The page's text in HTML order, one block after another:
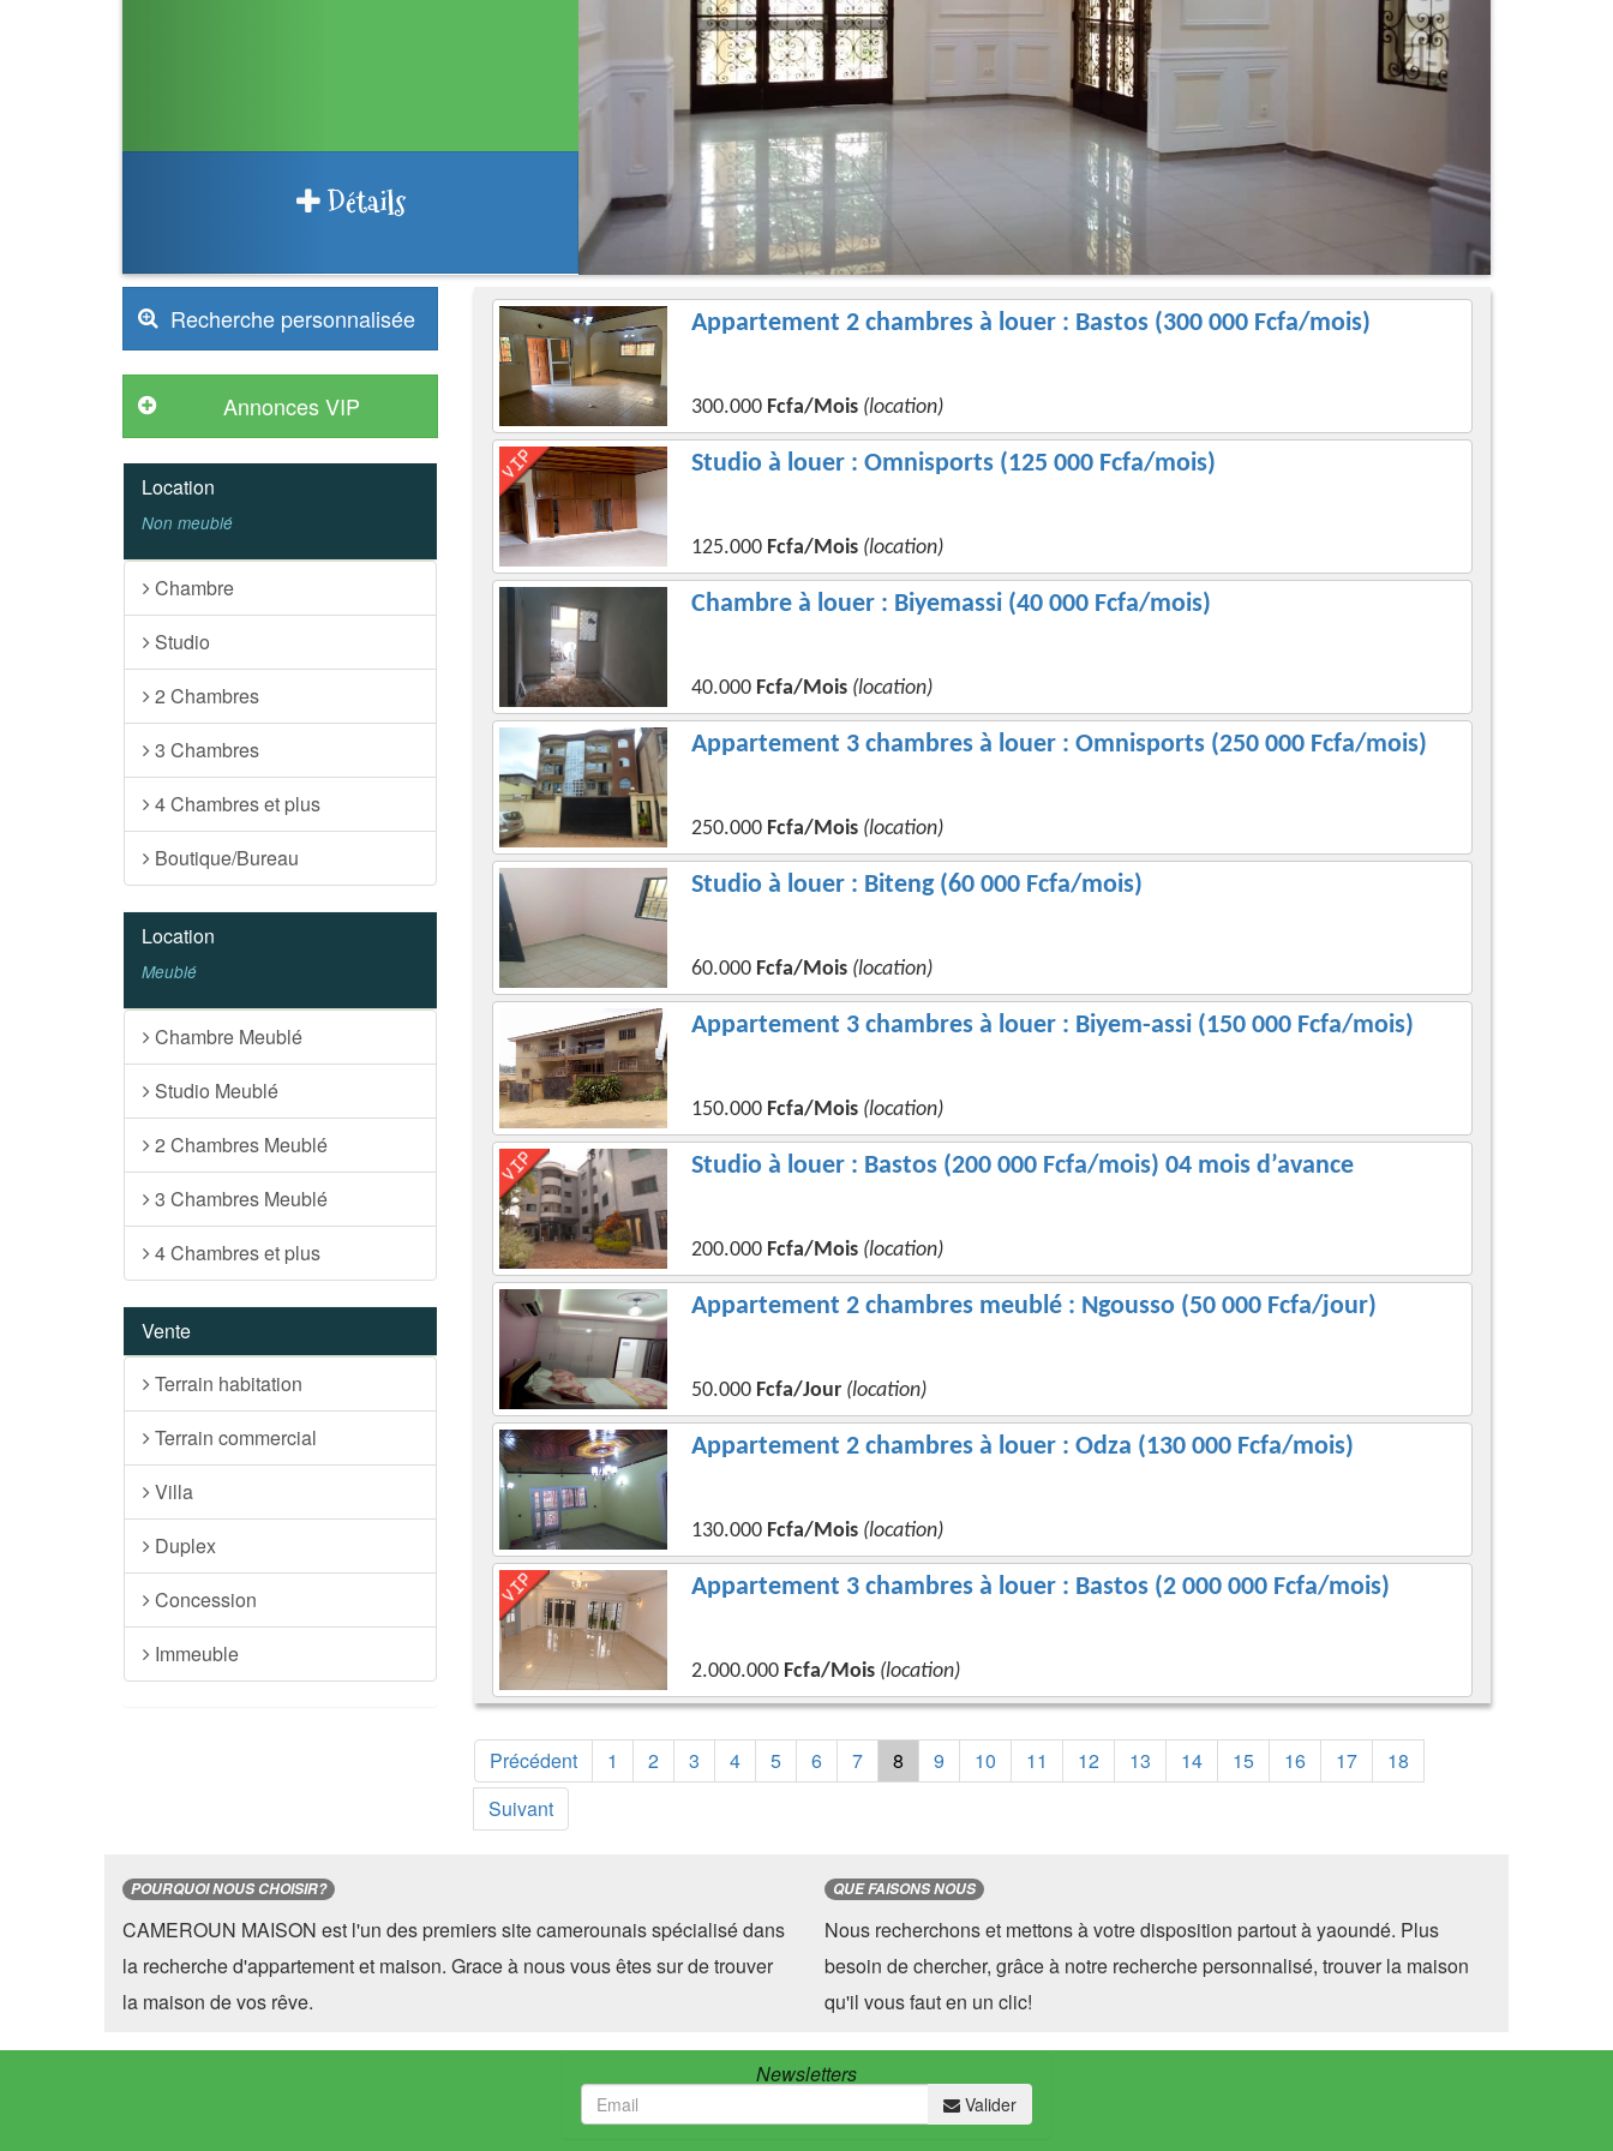
Détails
Recherche personnalisée
Location
Non meublé
Chambre
Studio
2 Chambres
3 Chambres
4 Chambres et plus
Boutique/Bureau
Location
Meublé
Chambre Meublé
Studio Meublé
2 Chambres Meublé
3 Chambres Meublé
4 Chambres et plus
Vente
Terrain habitation
Terrain commercial
Villa
Duplex
Concession
Immeuble
Appartement 2 chambres à louer : Bastos (300 000 Fcfa/mois)
300.000 Fcfa/Mois (location)
Studio à louer : Omnisports (125 000 Fcfa/mois)
125.000 Fcfa/Mois (location)
Chambre à louer : Biyemassi (40 000 Fcfa/mois)
40.000 Fcfa/Mois (location)
Appartement 3 chambres à louer : Omnisports (250 000 Fcfa/mois)
250.000 Fcfa/Mois (location)
Studio à louer : Biteng (60 000 Fcfa/mois)
60.000 Fcfa/Mois (location)
Appartement 3 chambres à louer : Biyem-assi (150 000 Fcfa/mois)
150.000 Fcfa/Mois (location)
Studio à louer : Bastos (200 000 Fcfa/mois) 04 mois d’avance
200.000 Fcfa/Mois (location)
Appartement 2 chambres meublé : Ngousso (50 000 Fcfa/jour)
50.000 Fcfa/Jour (location)
Appartement 2 chambres à louer : Odza (130 000 Fcfa/mois)
130.000 Fcfa/Mois (location)
Appartement 3 chambres à louer : Bastos (2 000 000 Fcfa/mois)
2.000.000 Fcfa/Mois (location)
Précédent 1 2 3 4 5 6 7 8 9 10 11 12 13 14 15 16 17
18
Suivant
POURQUOI NOUS CHOISIR?
CAMEROUN MAISON est l'un des premiers site camerounais spécialisé dans
la recherche d'appartement et maison. Grace à nous vous êtes sur de trouver
la maison de vos rêve.
QUE FAISONS NOUS
Nous recherchons et mettons à votre disposition partout à yaoundé. Plus
besoin de chercher, grâce à notre recherche personnalisé, trouver la maison
qu'il vous faut en un clic!
Newsletters
Valider